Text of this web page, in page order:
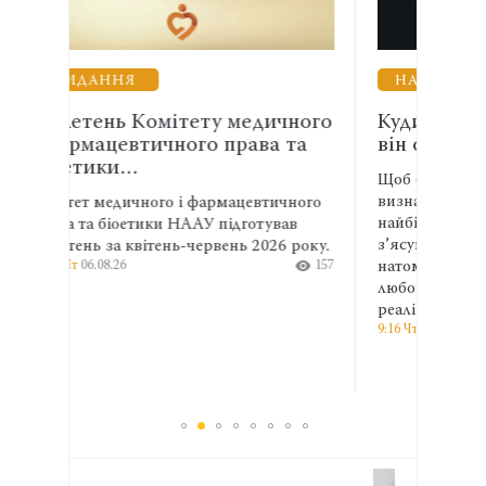
та
2026 року.
157
Куди йде ресурс адвоката і що
він отримує натомість
Щоб оцінити баланс у житті, варто
визначити сфери, куди спрямовуються
найбільші зусилля, час і гроші, а потім
з’ясувати, що людина отримує
натомість: дохід, повагу, підтримку,